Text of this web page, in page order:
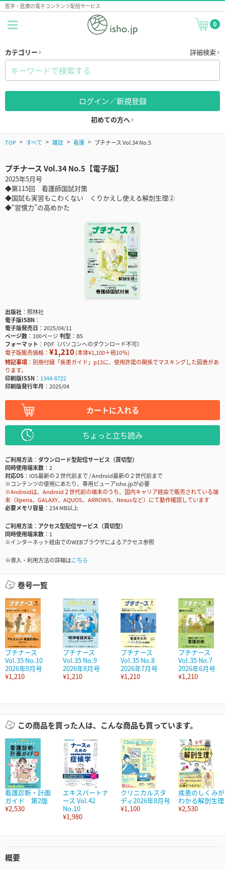
医学・医療の電子コンテンツ配信サービス
0
カテゴリー 詳細検索
ログイン／新規登録
初めての方へ
TOP すべて 雑誌 看護 プチナース Vol.34 No.5
プチナース Vol.34 No.5【電子版】
2025年5月号
◆第115回 看護師国試対策
◆国試も実習もこわくない くりかえし使える解剖生理②
◆“習慣力”の高めかた
出版社
照林社
電子版ISBN
電子版発売日
2025/04/11
ページ数
100ページ判型
B5
フォーマット
PDF（パソコンへのダウンロード不可）
電子版販売価格： ¥1,210(本体¥1,100＋税10％)
特記事項
別冊付録「疾患ガイド」p13に、使用許諾の関係でマスキングした図表があ
ります。
印刷版ISSN
1344-8722
印刷版発行年月
2025/04
カートに入れる
ちょっと立ち読み
ご利用方法
ダウンロード型配信サービス（買切型）
同時使用端末数
2
対応OS
iOS最新の２世代前まで / Android最新の２世代前まで
※コンテンツの使用にあたり、専用ビューアisho.jpが必要
※Androidは、Android２世代前の端末のうち、国内キャリア経由で販売されている端
末（Xperia、GALAXY、AQUOS、ARROWS、Nexusなど）にて動作確認しています
必要メモリ容量
234 MB以上
ご利用方法
アクセス型配信サービス（買切型）
同時使用端末数
1
※インターネット経由でのWEBブラウザによるアクセス参照
※導入・利用方法の詳細はこちら
巻号一覧
プチナース
Vol.35 No.10
2026年9月号
¥1,210
プチナース
Vol.35 No.9
2026年8月号
¥1,210
プチナース
Vol.35 No.8
2026年7月号
¥1,210
プチナース
Vol.35 No.7
2026年6月号
¥1,210
この商品を買った人は、こんな商品も買っています。
看護診断・計画
ガイド 第2版
¥2,530
エキスパートナ
ース Vol.42
No.10
¥1,980
クリニカルスタ
ディ2026年8月号
¥1,100
疾患のしくみが
わかる解剖生理
¥2,530
概要